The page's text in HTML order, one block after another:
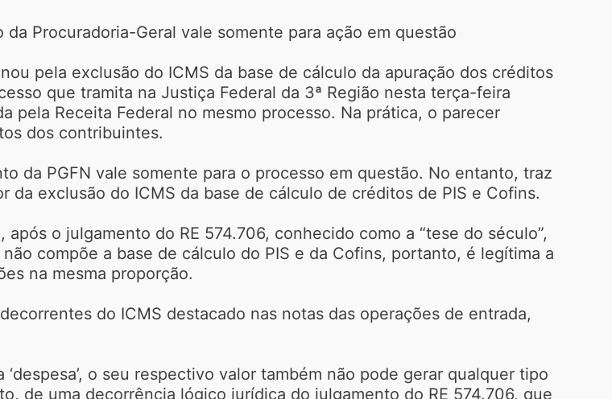
Procuradoria-Geral vale somente para ação em questão
pela exclusão do ICMS da base de cálculo da apuração dos créditos
que tramita na Justiça Federal da 3ª Região nesta terça-feira
pela Receita Federal no mesmo processo. Na prática, o parecer
dos contribuintes.
da PGFN vale somente para o processo em questão. No entanto, traz
exclusão do ICMS da base de cálculo de créditos de PIS e Cofins.
o julgamento do RE 574.706, conhecido como a “tese do século”,
compõe a base de cálculo do PIS e da Cofins, portanto, é legítima a
na mesma proporção.
do ICMS destacado nas notas das operações de entrada,
o seu respectivo valor também não pode gerar qualquer tipo
de uma decorrência lógico jurídica do julgamento do RE 574.706, que